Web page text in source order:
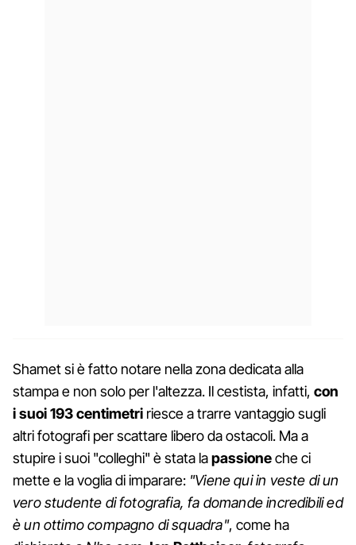
Shamet si è fatto notare nella zona dedicata alla
stampa e non solo per l'altezza. Il cestista, infatti, con
i suoi 193 centimetri riesce a trarre vantaggio sugli
altri fotografi per scattare libero da ostacoli. Ma a
stupire i suoi "colleghi" è stata lapassioneche ci
mette e la voglia di imparare: "Viene qui in veste di un
vero studente di fotografia, fa domande incredibili ed
è un ottimo compagno di squadra", come ha